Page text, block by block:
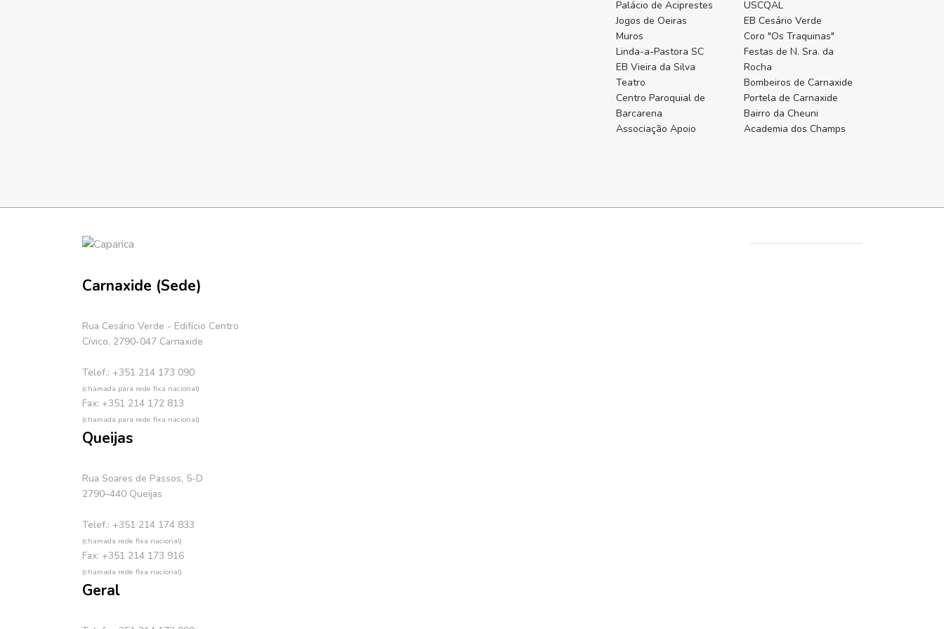
Palácio de Aciprestes
Jogos de Oeiras
Muros
Linda-a-Pastora SC
EB Vieira da Silva
Teatro
Centro Paroquial de
Barcarena
Associação Apoio
USCQAL
EB Cesário Verde
Coro "Os Traquinas"
Festas de N. Sra. da
Rocha
Bombeiros de Carnaxide
Portela de Carnaxide
Bairro da Cheuni
Academia dos Champs
Carnaxide (Sede)
Rua Cesário Verde - Edifício Centro
Cívico, 2790-047 Carnaxide
Telef.: +351 214 173 090
(chamada para rede fixa nacional)
Fax: +351 214 172 813
(chamada para rede fixa nacional)
Queijas
Rua Soares de Passos, 5-D
2790–440 Queijas
Telef.: +351 214 174 833
(chamada rede fixa nacional)
Fax: +351 214 173 916
(chamada rede fixa nacional)
Geral